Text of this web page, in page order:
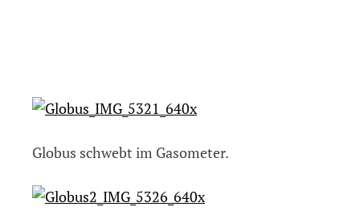
Globus schwebt im Gasometer.